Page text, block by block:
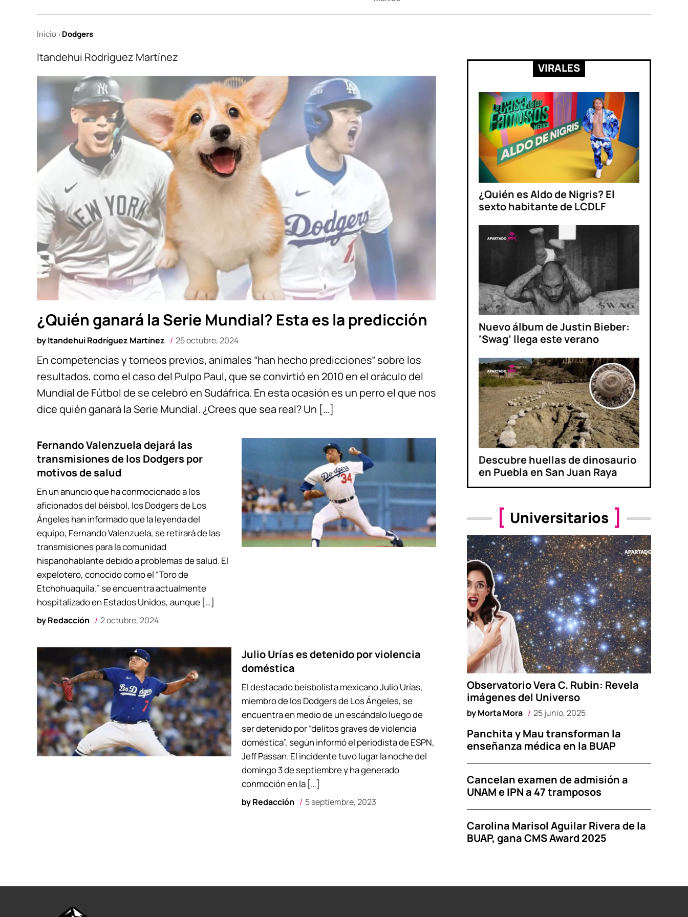
Inicio > Dodgers
Itandehui Rodríguez Martínez
¿Quién ganará la Serie Mundial? Esta es la predicción
byItandehui Rodríguez Martínez 25 octubre, 2024
En competencias y torneos previos, animales “han hecho predicciones” sobre los
resultados, como el caso del Pulpo Paul, que se convirtió en 2010 en el oráculo del
Mundial de Fútbol de se celebró en Sudáfrica. En esta ocasión es un perro el que nos
dice quién ganará la Serie Mundial. ¿Crees que sea real? Un […]
Fernando Valenzuela dejará las
transmisiones de los Dodgers por
motivos de salud
byRedacción 2 octubre, 2024
En un anuncio que ha conmocionado a los
aficionados del béisbol, los Dodgers de Los
Ángeles han informado que la leyenda del
equipo, Fernando Valenzuela, se retirará de las
transmisiones para la comunidad
hispanohablante debido a problemas de salud. El
expelotero, conocido como el “Toro de
Etchohuaquila,” se encuentra actualmente
hospitalizado en Estados Unidos, aunque […]
Julio Urías es detenido por violencia
doméstica
byRedacción 5 septiembre, 2023
El destacado beisbolista mexicano Julio Urías,
miembro de los Dodgers de Los Ángeles, se
encuentra en medio de un escándalo luego de
ser detenido por “delitos graves de violencia
doméstica”, según informó el periodista de ESPN,
Jeff Passan. El incidente tuvo lugar la noche del
domingo 3 de septiembre y ha generado
conmoción en la […]
VIRALES
¿Quién es Aldo de Nigris? El
sexto habitante de LCDLF
Nuevo álbum de Justin Bieber:
‘Swag’ llega este verano
Descubre huellas de dinosaurio
en Puebla en San Juan Raya
Universitarios
Observatorio Vera C. Rubin: Revela
imágenes del Universo
byMorta Mora 25 junio, 2025
Panchita y Mau transforman la
enseñanza médica en la BUAP
Cancelan examen de admisión a
UNAM e IPN a 47 tramposos
Carolina Marisol Aguilar Rivera de la
BUAP, gana CMS Award 2025